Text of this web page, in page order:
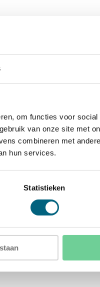
om functies voor
van onze site met
combineren met
hun services.
Statistieken